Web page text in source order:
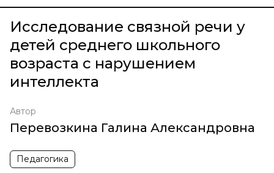
Исследование связной речи у
детей среднего школьного
возраста с нарушением
интеллекта
Автор
Перевозкина Галина Александровна
Педагогика